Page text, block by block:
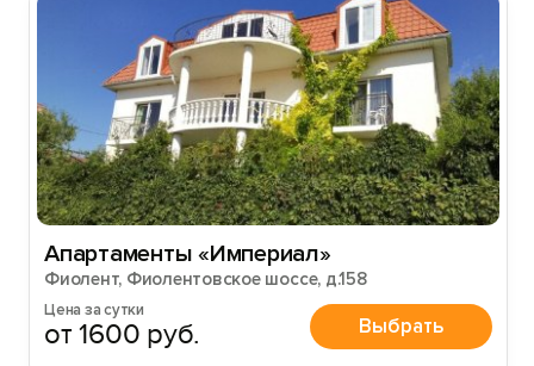
Апартаменты «Империал»
Фиолент, Фиолентовское шоссе, д.158
Цена за сутки
от 1600 руб. Выбрать